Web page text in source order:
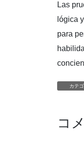
Las
lógica
para
カテ
コ